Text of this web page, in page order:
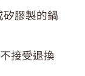
膠製的鍋
接受退換